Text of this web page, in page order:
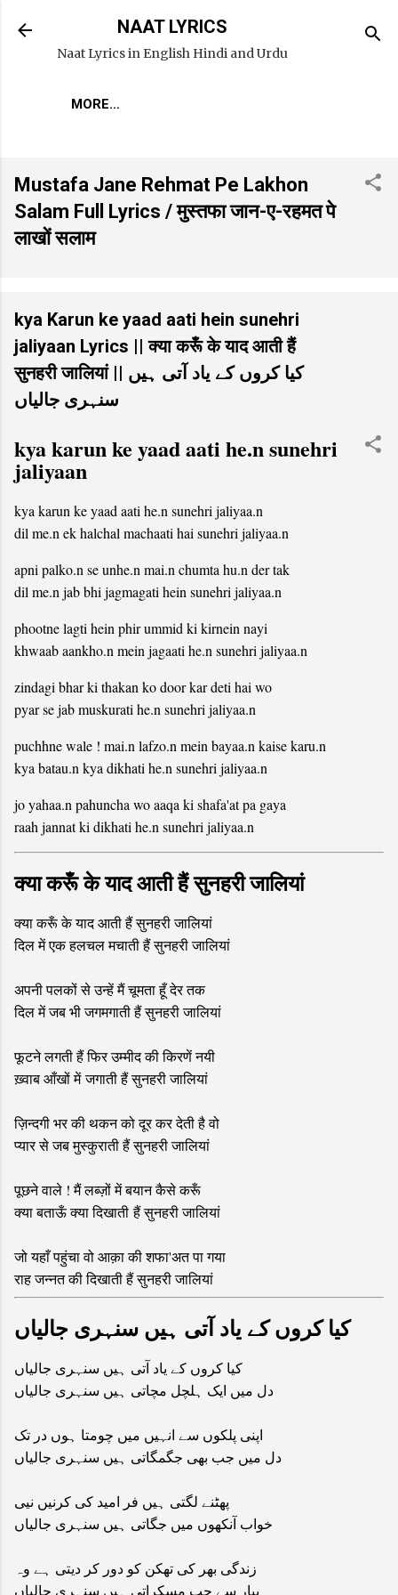
Skip to main content
NAAT LYRICS
Naat Lyrics in English Hindi and Urdu
MORE…
Mustafa Jane Rehmat Pe Lakhon
Salam Full Lyrics / मुस्तफा जान-ए-रहमत पे
लाखों सलाम
kya Karun ke yaad aati hein sunehri
jaliyaan Lyrics || क्या करूँ के याद आती हैं
सुनहरी जालियां || کیا کروں کے یاد آتی ہیں
سنہری جالیاں
kya karun ke yaad aati he.n sunehri
jaliyaan
kya karun ke yaad aati he.n sunehri jaliyaa.n
dil me.n ek halchal machaati hai sunehri jaliyaa.n
apni palko.n se unhe.n mai.n chumta hu.n der tak
dil me.n jab bhi jagmagati hein sunehri jaliyaa.n
phootne lagti hein phir ummid ki kirnein nayi
khwaab aankho.n mein jagaati he.n sunehri jaliyaa.n
zindagi bhar ki thakan ko door kar deti hai wo
pyar se jab muskurati he.n sunehri jaliyaa.n
puchhne wale ! mai.n lafzo.n mein bayaa.n kaise karu.n
kya batau.n kya dikhati he.n sunehri jaliyaa.n
jo yahaa.n pahuncha wo aaqa ki shafa'at pa gaya
raah jannat ki dikhati he.n sunehri jaliyaa.n
क्या करूँ के याद आती हैं सुनहरी जालियां
क्या करूँ के याद आती हैं सुनहरी जालियां
दिल में एक हलचल मचाती हैं सुनहरी जालियां
अपनी पलकों से उन्हें मैं चूमता हूँ देर तक
दिल में जब भी जगमगाती हैं सुनहरी जालियां
फूटने लगती हैं फिर उम्मीद की किरणें नयी
ख़्वाब आँखों में जगाती हैं सुनहरी जालियां
ज़िन्दगी भर की थकन को दूर कर देती है वो
प्यार से जब मुस्कुराती हैं सुनहरी जालियां
पूछने वाले ! मैं लब्ज़ों में बयान कैसे करूँ
क्या बताऊँ क्या दिखाती हैं सुनहरी जालियां
जो यहाँ पहुंचा वो आक़ा की शफा'अत पा गया
राह जन्नत की दिखाती हैं सुनहरी जालियां
کیا کروں کے یاد آتی ہیں سنہری جالیاں
کیا کروں کے یاد آتی ہیں سنہری جالیاں
دل میں ایک ہلچل مچاتی ہیں سنہری جالیاں
دل میں جب بھی جگمگاتی ہیں سنہری جالیاں
پھٹنے لگتی ہیں فر امید کی کرنیں نیی
خواب آنکھوں میں جگاتی ہیں سنہری جالیاں
زندگی بھر کی تھکن کو دور کر دیتی ہے وہ
پیار سے جب مسکراتی ہیں سنہری جالیاں